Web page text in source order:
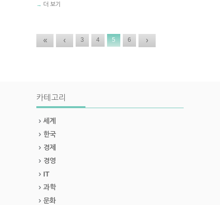
→ 더 보기
« ‹ 3 4 5 6 ›
카테고리
세계
한국
경제
경영
IT
과학
문화